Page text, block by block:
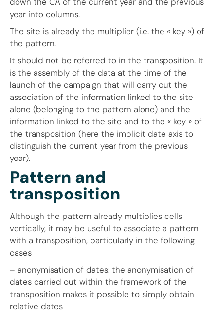
year into columns.
The site is already the multiplier (i.e. the « key ») of
the pattern.
It should not be referred to in the transposition. It
is the assembly of the data at the time of the
launch of the campaign that will carry out the
association of the information linked to the site
alone (belonging to the pattern alone) and the
information linked to the site and to the « key » of
the transposition (here the implicit date axis to
distinguish the current year from the previous
year).
Pattern and
transposition
Although the pattern already multiplies cells
vertically, it may be useful to associate a pattern
with a transposition, particularly in the following
cases
– anonymisation of dates: the anonymisation of
dates carried out within the framework of the
transposition makes it possible to simply obtain
relative dates